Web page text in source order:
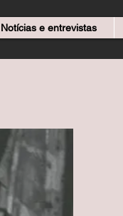
Notícias e entrevistas